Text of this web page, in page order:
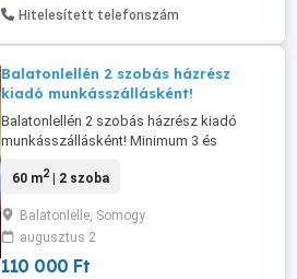
Hitelesített telefonszám
Balatonlellén 2 szobás házrész
kiadó munkásszállásként!
Balatonlellén 2 szobás házrész kiadó
munkásszállásként! Minimum 3 és
megadott ár -hó-fő -ként értendő A
függvényében személyes megbeszélés
alapján is történik. Érd: ( 06 70 4263998-n)
telefonszámon
60 m2| 2 szoba
Balatonlelle, Somogy
augusztus 2
110 000 Ft